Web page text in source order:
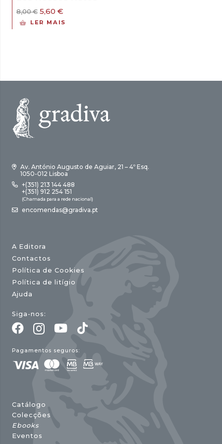
8,00€ O
preço
original
5,60 €
preço
atual
LER MAIS
Av. António Augusto de Aguiar, 21 – 4º Esq.
1050-012 Lisboa
+(351) 213 144 488
+(351) 912 254 151
(Chamada para a rede nacional)
encomendas@gradiva.pt
A Editora
Contactos
Política de Cookies
Política de litígio
Ajuda
Siga-nos:
Pagamentos seguros:
Catálogo
Colecções
Ebooks
Eventos